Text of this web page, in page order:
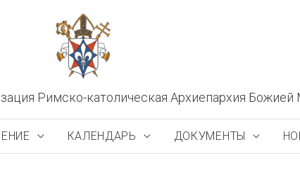
Римско-католическая Архиепархия
КАЛЕНДАРЬ ДОКУМЕНТЫ